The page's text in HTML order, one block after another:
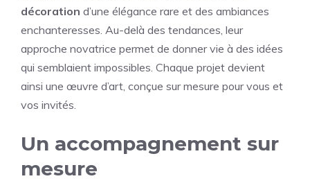
décoration d’une élégance rare et des ambiances
enchanteresses. Au-delà des tendances, leur
approche novatrice permet de donner vie à des idées
qui semblaient impossibles. Chaque projet devient
ainsi une œuvre d’art, conçue sur mesure pour vous et
vos invités.
Un accompagnement sur
mesure